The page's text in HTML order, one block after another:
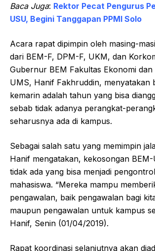
Baca Juga: Rektor Pecat Pengurus
USU, Begini Tanggapan PPMI Solo
Acara rapat dipimpin oleh masing-
dari BEM-F, DPM-F, UKM, dan
Gubernur BEM Fakultas Ekonomi dan
UMS, Hanif Fakhruddin, menyatakan
kemarin adalah tahun yang bisa
sebab tidak adanya perangkat-
seharusnya ada di kampus.
Sebagai salah satu yang memimpin
Hanif mengatakan, kekosongan
tidak ada yang bisa menjadi
mahasiswa. “Mereka mampu
pengawalan, baik pengawalan bagi
maupun pengawalan untuk kampus
Hanif, Senin (01/04/2019).
Rapat koordinasi selanjutnya akan